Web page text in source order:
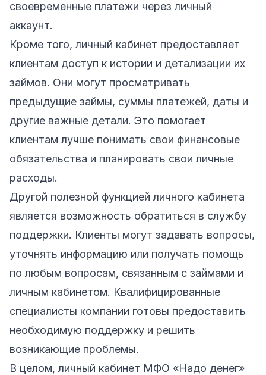
своевременные платежи через личный
аккаунт.
Кроме того, личный кабинет предоставляет
клиентам доступ к истории и детализации их
займов. Они могут просматривать
предыдущие займы, суммы платежей, даты и
другие важные детали. Это помогает
клиентам лучше понимать свои финансовые
обязательства и планировать свои личные
расходы.
Другой полезной функцией личного кабинета
является возможность обратиться в службу
поддержки. Клиенты могут задавать вопросы,
уточнять информацию или получать помощь
по любым вопросам, связанным с займами и
личным кабинетом. Квалифицированные
специалисты компании готовы предоставить
необходимую поддержку и решить
возникающие проблемы.
В целом, личный кабинет МФО «Надо денег»